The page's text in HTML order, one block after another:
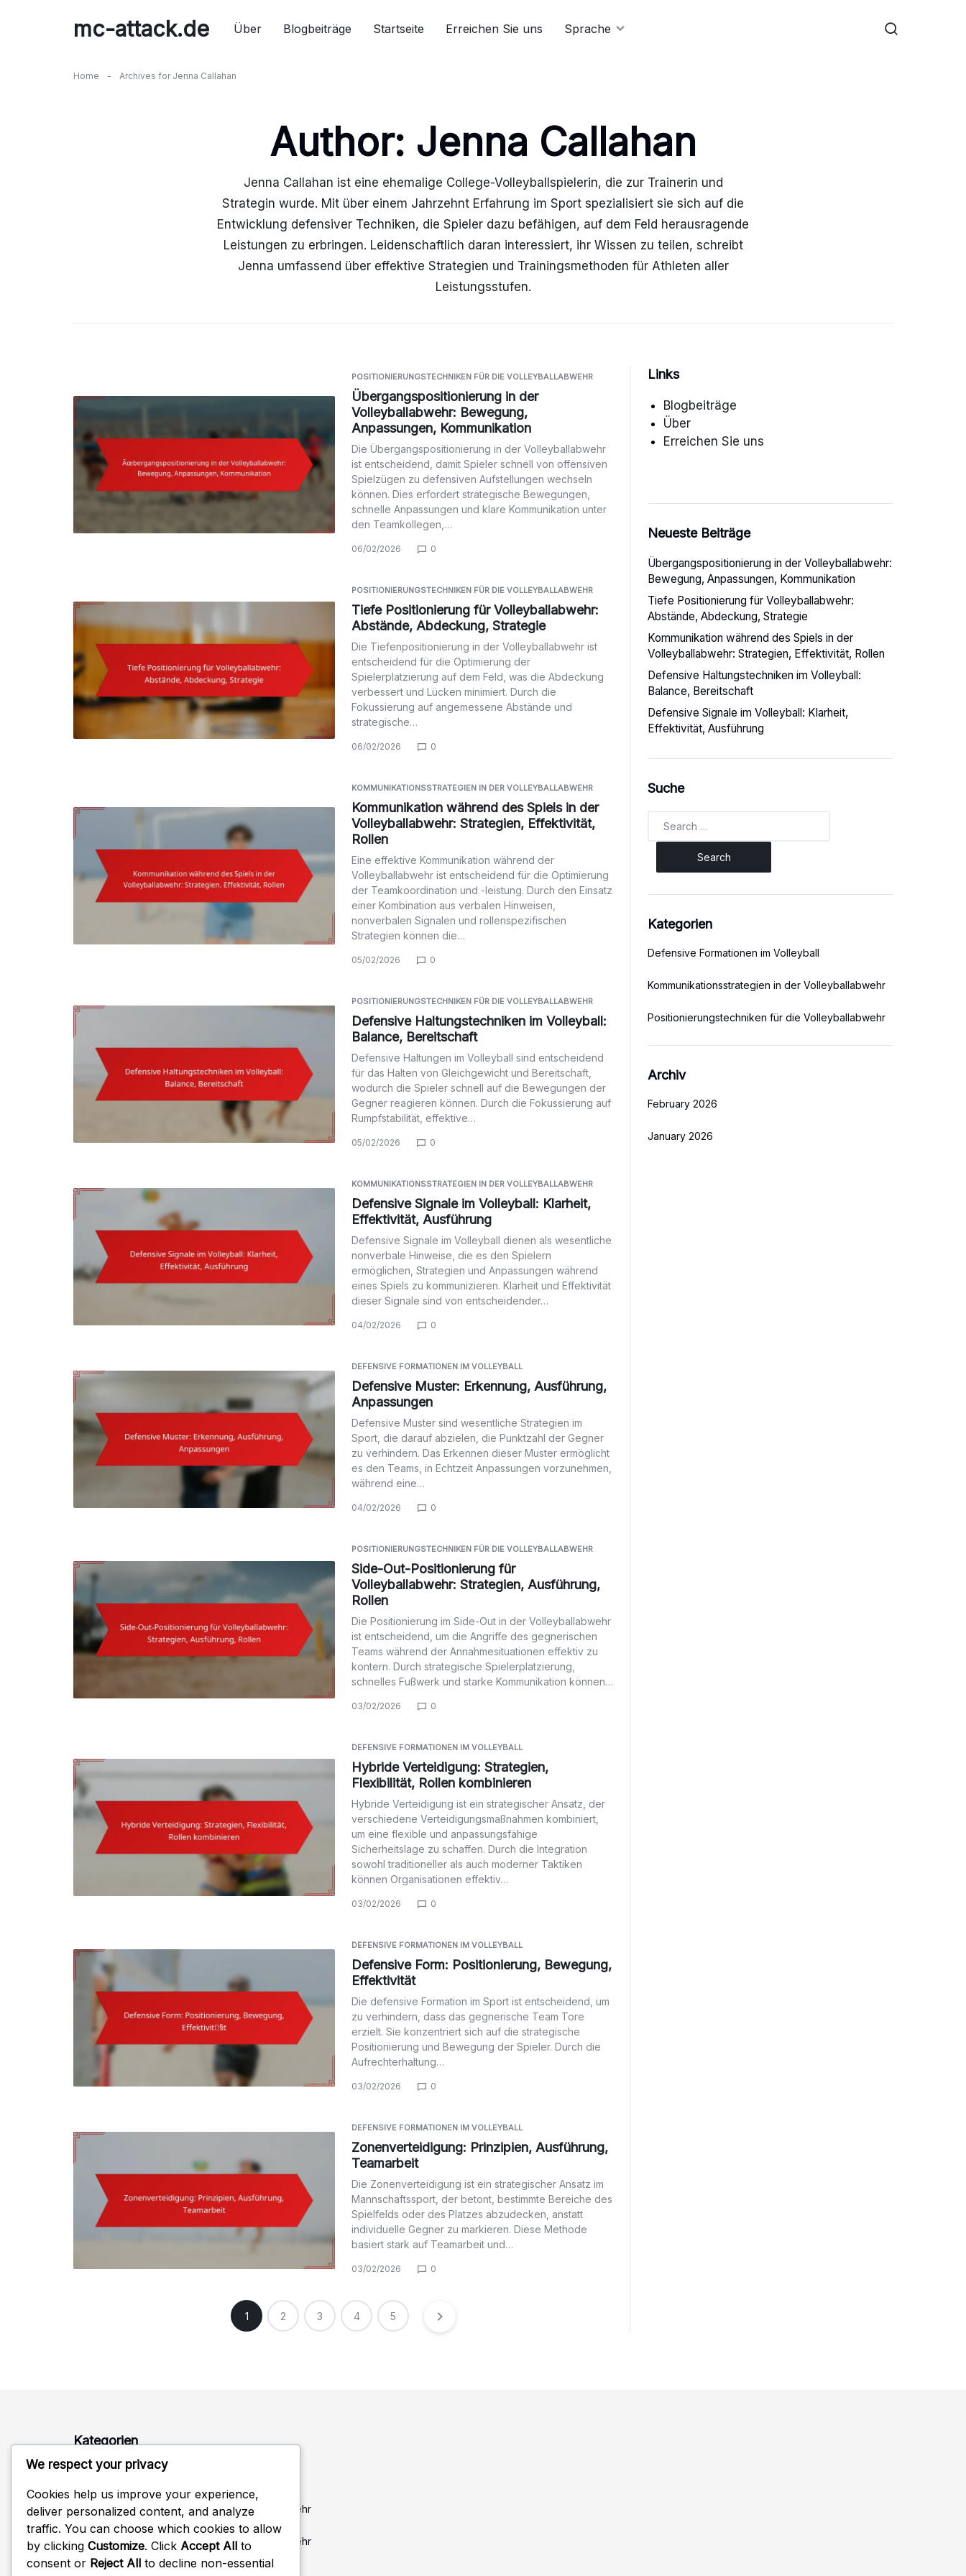
mc-attack.de Über Blogbeiträge Startseite Erreichen Sie uns Sprache
Home - Archives for Jenna Callahan
Author: Jenna Callahan
Jenna Callahan ist eine ehemalige College-Volleyballspielerin, die zur Trainerin und
Strategin wurde. Mit über einem Jahrzehnt Erfahrung im Sport spezialisiert sie sich auf die
Entwicklung defensiver Techniken, die Spieler dazu befähigen, auf dem Feld herausragende
Leistungen zu erbringen. Leidenschaftlich daran interessiert, ihr Wissen zu teilen, schreibt
Jenna umfassend über effektive Strategien und Trainingsmethoden für Athleten aller
Leistungsstufen.
POSITIONIERUNGSTECHNIKEN FÜR DIE VOLLEYBALLABWEHR
Übergangspositionierung in der
Volleyballabwehr: Bewegung,
Anpassungen, Kommunikation
Die Übergangspositionierung in der Volleyballabwehr
ist entscheidend, damit Spieler schnell von offensiven
Spielzügen zu defensiven Aufstellungen wechseln
können. Dies erfordert strategische Bewegungen,
schnelle Anpassungen und klare Kommunikation unter
den Teamkollegen,…
06/02/2026 0
POSITIONIERUNGSTECHNIKEN FÜR DIE VOLLEYBALLABWEHR
Tiefe Positionierung für Volleyballabwehr:
Abstände, Abdeckung, Strategie
Die Tiefenpositionierung in der Volleyballabwehr ist
entscheidend für die Optimierung der
Spielerplatzierung auf dem Feld, was die Abdeckung
verbessert und Lücken minimiert. Durch die
Fokussierung auf angemessene Abstände und
strategische…
06/02/2026 0
KOMMUNIKATIONSSTRATEGIEN IN DER VOLLEYBALLABWEHR
Kommunikation während des Spiels in der
Volleyballabwehr: Strategien, Effektivität,
Rollen
Eine effektive Kommunikation während der
Volleyballabwehr ist entscheidend für die Optimierung
der Teamkoordination und -leistung. Durch den Einsatz
einer Kombination aus verbalen Hinweisen,
nonverbalen Signalen und rollenspezifischen
Strategien können die…
05/02/2026 0
POSITIONIERUNGSTECHNIKEN FÜR DIE VOLLEYBALLABWEHR
Defensive Haltungstechniken im Volleyball:
Balance, Bereitschaft
Defensive Haltungen im Volleyball sind entscheidend
für das Halten von Gleichgewicht und Bereitschaft,
wodurch die Spieler schnell auf die Bewegungen der
Gegner reagieren können. Durch die Fokussierung auf
Rumpfstabilität, effektive…
05/02/2026 0
KOMMUNIKATIONSSTRATEGIEN IN DER VOLLEYBALLABWEHR
Defensive Signale im Volleyball: Klarheit,
Effektivität, Ausführung
Defensive Signale im Volleyball dienen als wesentliche
nonverbale Hinweise, die es den Spielern
ermöglichen, Strategien und Anpassungen während
eines Spiels zu kommunizieren. Klarheit und Effektivität
dieser Signale sind von entscheidender…
04/02/2026 0
DEFENSIVE FORMATIONEN IM VOLLEYBALL
Defensive Muster: Erkennung, Ausführung,
Anpassungen
Defensive Muster sind wesentliche Strategien im
Sport, die darauf abzielen, die Punktzahl der Gegner
zu verhindern. Das Erkennen dieser Muster ermöglicht
es den Teams, in Echtzeit Anpassungen vorzunehmen,
während eine…
04/02/2026 0
POSITIONIERUNGSTECHNIKEN FÜR DIE VOLLEYBALLABWEHR
Side-Out-Positionierung für
Volleyballabwehr: Strategien, Ausführung,
Rollen
Die Positionierung im Side-Out in der Volleyballabwehr
ist entscheidend, um die Angriffe des gegnerischen
Teams während der Annahmesituationen effektiv zu
kontern. Durch strategische Spielerplatzierung,
schnelles Fußwerk und starke Kommunikation können…
03/02/2026 0
DEFENSIVE FORMATIONEN IM VOLLEYBALL
Hybride Verteidigung: Strategien,
Flexibilität, Rollen kombinieren
Hybride Verteidigung ist ein strategischer Ansatz, der
verschiedene Verteidigungsmaßnahmen kombiniert,
um eine flexible und anpassungsfähige
Sicherheitslage zu schaffen. Durch die Integration
sowohl traditioneller als auch moderner Taktiken
können Organisationen effektiv…
03/02/2026 0
DEFENSIVE FORMATIONEN IM VOLLEYBALL
Defensive Form: Positionierung, Bewegung,
Effektivität
Die defensive Formation im Sport ist entscheidend, um
zu verhindern, dass das gegnerische Team Tore
erzielt. Sie konzentriert sich auf die strategische
Positionierung und Bewegung der Spieler. Durch die
Aufrechterhaltung…
03/02/2026 0
DEFENSIVE FORMATIONEN IM VOLLEYBALL
Zonenverteidigung: Prinzipien, Ausführung,
Teamarbeit
Die Zonenverteidigung ist ein strategischer Ansatz im
Mannschaftssport, der betont, bestimmte Bereiche des
Spielfelds oder des Platzes abzudecken, anstatt
individuelle Gegner zu markieren. Diese Methode
basiert stark auf Teamarbeit und…
03/02/2026 0
1 2 3 4 5
Links
Blogbeiträge
Über
Erreichen Sie uns
Neueste Beiträge
Übergangspositionierung in der Volleyballabwehr:
Bewegung, Anpassungen, Kommunikation
Tiefe Positionierung für Volleyballabwehr:
Abstände, Abdeckung, Strategie
Kommunikation während des Spiels in der
Volleyballabwehr: Strategien, Effektivität, Rollen
Defensive Haltungstechniken im Volleyball:
Balance, Bereitschaft
Defensive Signale im Volleyball: Klarheit,
Effektivität, Ausführung
Suche
Kategorien
Defensive Formationen im Volleyball
Kommunikationsstrategien in der Volleyballabwehr
Positionierungstechniken für die Volleyballabwehr
Archiv
February 2026
January 2026
Kategorien
Kommunikationsstrategien in der Volleyballabwehr
Positionierungstechniken für die Volleyballabwehr
We respect your privacy
Cookies help us improve your experience,
deliver personalized content, and analyze
traffic. You can choose which cookies to allow
by clicking Customize. Click Accept All to
consent or Reject All to decline non-essential